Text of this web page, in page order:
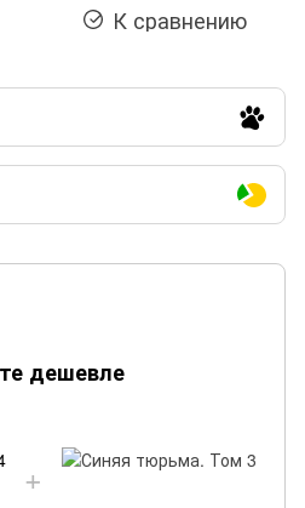
К сравнению
дешевле